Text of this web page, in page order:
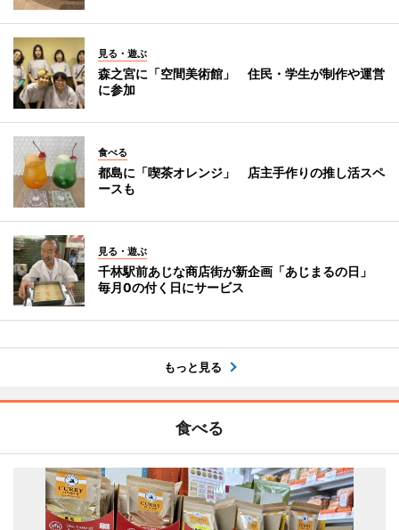
見る・遊ぶ
森之宮に「空間美術館」 住民・学生が制作や運営
に参加
食べる
都島に「喫茶オレンジ」 店主手作りの推し活スペ
ースも
見る・遊ぶ
千林駅前あじな商店街が新企画「あじまるの日」
毎月0の付く日にサービス
もっと見る
食べる